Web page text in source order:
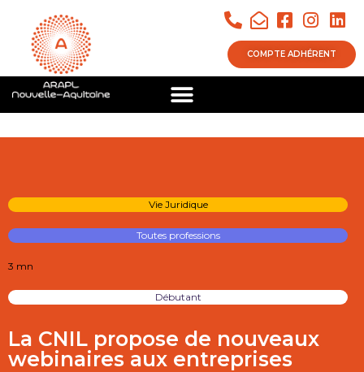
COMPTE ADHÉRENT
Vie Juridique
Toutes professions
3 mn
Débutant
La CNIL propose de nouveaux
webinaires aux entreprises